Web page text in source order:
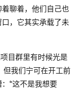
聊着，他们自己也
，它其实承载了未
目群里有时候光是
但我们宁可在开工前
“这不是我想要